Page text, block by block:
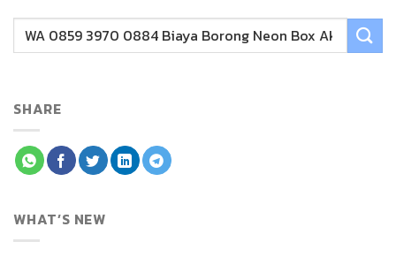
SHARE
WHAT’S NEW